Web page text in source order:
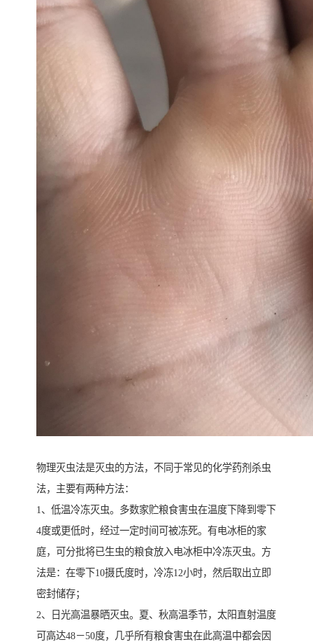
物理灭虫法是灭虫的方法，不同于常见的化学药剂杀虫
法，主要有两种方法：
1、低温冷冻灭虫。多数家贮粮食害虫在温度下降到零下
4度或更低时，经过一定时间可被冻死。有电冰柜的家
庭，可分批将已生虫的粮食放入电冰柜中冷冻灭虫。方
法是：在零下10摄氏度时，冷冻12小时，然后取出立即
密封储存；
2、日光高温暴晒灭虫。夏、秋高温季节，太阳直射温度
可高达48－50度，几乎所有粮食害虫在此高温中都会因